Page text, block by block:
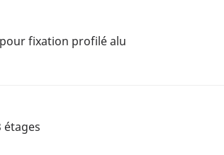
fixation profilé alu